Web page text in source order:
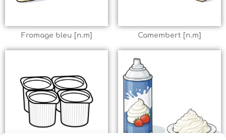
Fromage bleu [n.m] Camembert [n.m]